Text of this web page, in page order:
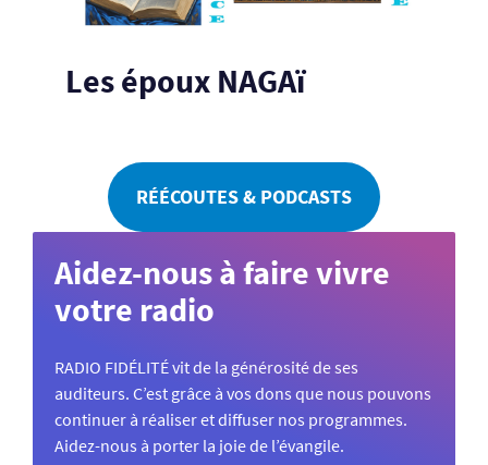
Les époux NAGAï
RÉÉCOUTES & PODCASTS
Aidez-nous à faire vivre
votre radio
RADIO FIDÉLITÉ vit de la générosité de ses
auditeurs. C’est grâce à vos dons que nous pouvons
continuer à réaliser et diffuser nos programmes.
Aidez-nous à porter la joie de l’évangile.